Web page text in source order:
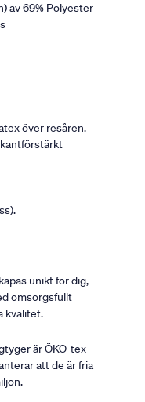
av 69% Polyester
över resåren.
unikt för dig,
omsorgsfullt
kvalitet.
är ÖKO-tex
att de är fria